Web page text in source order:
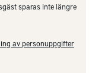
sparas inte längre
av personuppgifter